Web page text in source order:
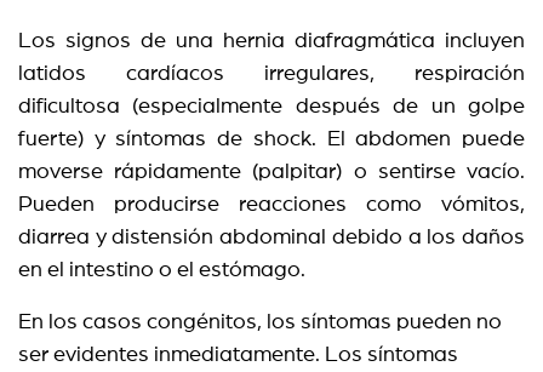
Los signos de una hernia diafragmática incluyen
latidos cardíacos irregulares, respiración
dificultosa (especialmente después de un golpe
fuerte) y síntomas de shock. El abdomen puede
moverse rápidamente (palpitar) o sentirse vacío.
Pueden producirse reacciones como vómitos,
diarrea y distensión abdominal debido a los daños
en el intestino o el estómago.
En los casos congénitos, los síntomas pueden no
ser evidentes inmediatamente. Los síntomas